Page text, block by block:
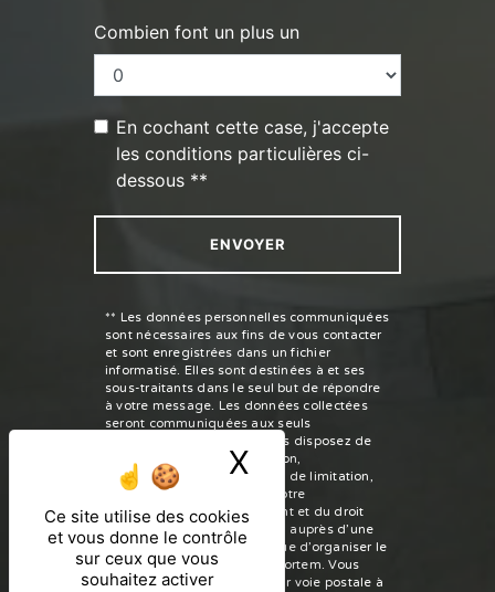
Ce site utilise des cookies
et vous donne le contrôle
sur ceux que vous
souhaitez activer
X Masquer le
Combien font un plus un
En cochant cette case, j'accepte
les conditions particulières ci-
dessous **
ENVOYER
** Les données personnelles communiquées
sont nécessaires aux fins de vous contacter
et sont enregistrées dans un fichier
informatisé. Elles sont destinées à et ses
sous-traitants dans le seul but de répondre
à votre message. Les données collectées
seront communiquées aux seuls
destinataires suivants: . Vous disposez de
droits d’accès, de rectification,
d’effacement, de portabilité, de limitation,
d’opposition, de retrait de votre
consentement à tout moment et du droit
d’introduire une réclamation auprès d’une
autorité de contrôle, ainsi que d’organiser le
sort de vos données post-mortem. Vous
pouvez exercer ces droits par voie postale à